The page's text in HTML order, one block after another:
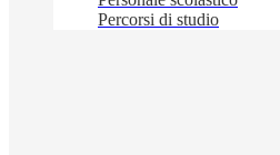
Percorsi di studio